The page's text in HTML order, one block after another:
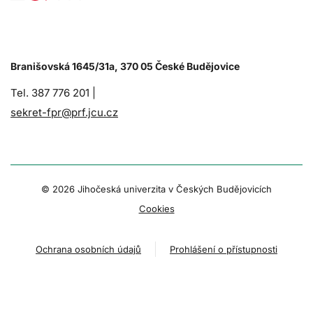
Branišovská 1645/31a, 370 05 České Budějovice
Tel. 387 776 201 |
sekret-fpr@prf.jcu.cz
© 2026 Jihočeská univerzita v Českých Budějovicích
Cookies
Ochrana osobních údajů Prohlášení o přístupnosti